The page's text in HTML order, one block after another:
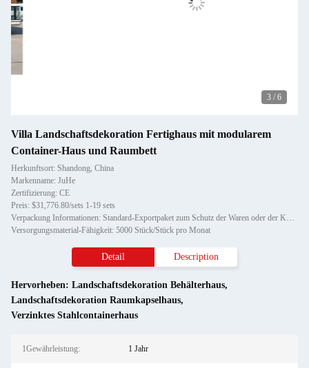
3 / 6
Villa Landschaftsdekoration Fertighaus mit modularem
Container-Haus und Raumbett
Herkunftsort: Shandong, China
Markenname: JuHe
Zertifizierung: CE
Preis: $31,776.80/sets 1-19 sets
Verpackung Informationen: Standard-Exportpaket zum Schutz der Waren oder der Kundenanforderungen
Versorgungsmaterial-Fähigkeit: 5000 Stück/Stück pro Monat
Detail Description
Hervorheben: Landschaftsdekoration Behälterhaus,
Landschaftsdekoration Raumkapselhaus,
Verzinktes Stahlcontainerhaus
1Gewährleistung: 1 Jahr